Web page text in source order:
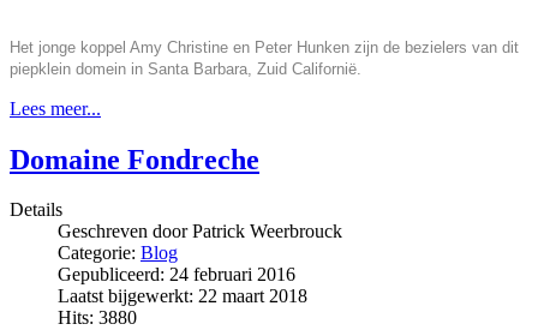
Het jonge koppel Amy Christine en Peter Hunken zijn de bezielers van dit
piepklein domein in Santa Barbara, Zuid Californië.
Lees meer...
Domaine Fondreche
Details
Geschreven doorPatrick Weerbrouck
Categorie: Blog
Gepubliceerd: 24 februari 2016
Laatst bijgewerkt: 22 maart 2018
Hits: 3880